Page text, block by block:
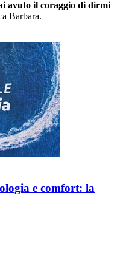
avuto il coraggio di dirmi
Barbara.
e comfort: la